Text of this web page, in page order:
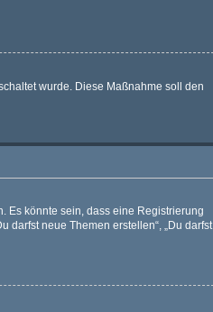
wurde. Diese Maßnahme soll den
Es könnte sein, dass eine Registrierung
darfst neue Themen erstellen“, „Du darfst